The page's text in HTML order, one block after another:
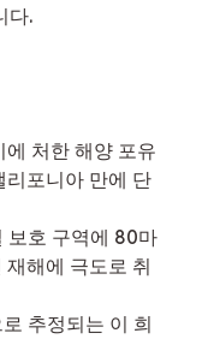
다.
처한 해양 포유
리포니아 만에 단
보호 구역에 80마
해에 극도로 취
추정되는 이 희